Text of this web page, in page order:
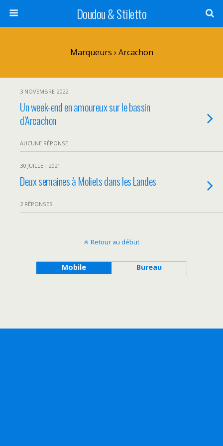
Doudou & Stiletto
Marqueurs › Arcachon
3 NOVEMBRE 2022
Un week-end en amoureux sur le bassin
d’Arcachon
AUCUNE RÉPONSE
30 JUILLET 2021
Deux semaines à Moliets dans les Landes
2 RÉPONSES
Retour au début
Mobile Bureau